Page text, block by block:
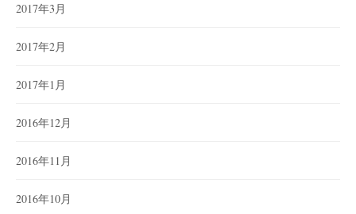
2017年3月
2017年2月
2017年1月
2016年12月
2016年11月
2016年10月